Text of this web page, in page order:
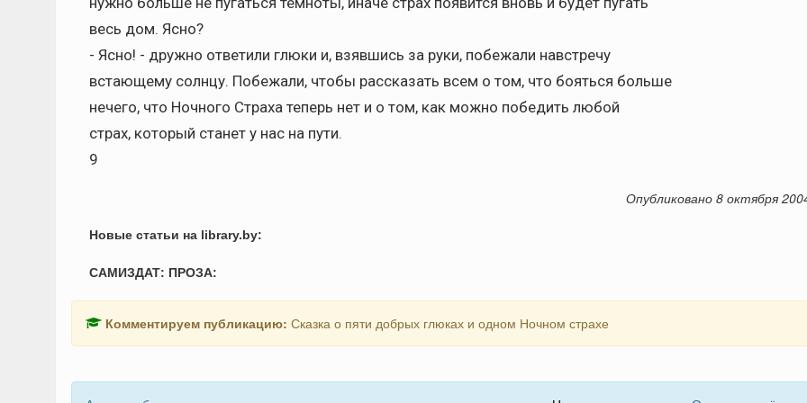
весь дом. Ясно?
- Ясно! - дружно ответили глюки и, взявшись за руки, побежали навстречу
встающему солнцу. Побежали, чтобы рассказать всем о том, что бояться больше
нечего, что Ночного Страха теперь нет и о том, как можно победить любой
страх, который станет у нас на пути.
9
Опубликовано 8 октября
Новые статьи на library.by:
САМИЗДАТ: ПРОЗА:
Комментируем публикацию: Сказка о пяти добрых глюках и одном Ночном страхе